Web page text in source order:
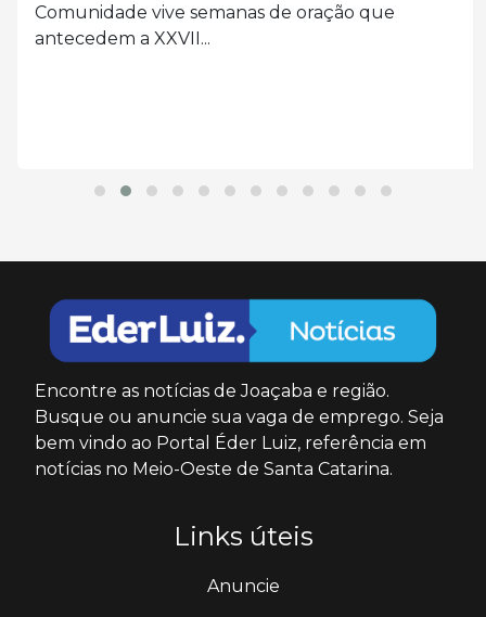
Comunidade vive semanas de oração que
antecedem a XXVII...
Encontre as notícias de Joaçaba e região.
Busque ou anuncie sua vaga de emprego. Seja
bem vindo ao Portal Éder Luiz, referência em
notícias no Meio-Oeste de Santa Catarina.
Links úteis
Anuncie